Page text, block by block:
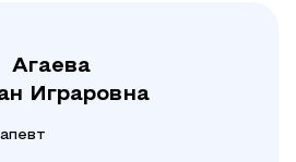
Агаева
Играровна